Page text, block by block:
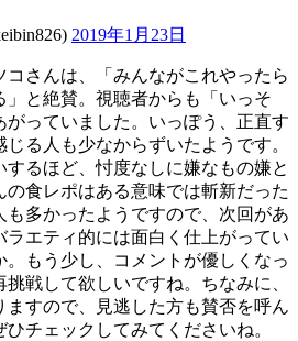
2019年1月23日
さんは、「みんながこれやったら
」と絶賛。視聴者からも「いっそ
っていました。いっぽう、正直す
る人も少なからずいたようです。
るほど、忖度なしに嫌なもの嫌と
の食レポはある意味では斬新だった
も多かったようですので、次回があ
ラエティ的には面白く仕上がってい
。もう少し、コメントが優しくなっ
戦して欲しいですね。ちなみに、
すので、見逃した方も賛否を呼ん
チェックしてみてくださいね。